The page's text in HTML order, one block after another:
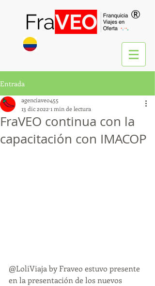
®
Entrada
FraVEO continua con la
capacitación con IMACOP
agenciaveo455
13 dic 2022 1 min de lectura
@LoliViaja by Fraveo estuvo presente
en la presentación de los nuevos